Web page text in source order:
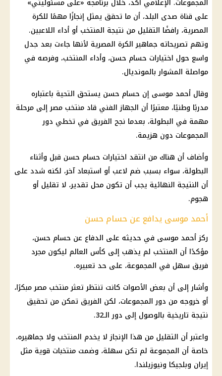
على قناة صدى البلد، أن ما تحقق يمثل إنجازًا مهمًا للكرة
المصرية، رافضًا التقليل من نتيجة المنتخب أو أداء اللاعبين.
وتهم تصريحاته جماهير الكرة المصرية لأنها جاءت بعد جدل
واسع حول اختيارات حسام حسن، وأداء المنتخب، وفرصه في
مواصلة المشوار بالمونديال.
وقال أحمد موسى إن حسام حسن يستحق التحية باعتباره
مدربًا وطنيًا، معتبرًا أن الجهاز الفني قاد منتخب مصرإلى مرحلة
مهمة في البطولة، بعدما نجح الفريق في تخطي دور
المجموعات دون هزيمة.
وأضاف أن هناك من انتقد اختيارات حسام حسن قبل وأثناء
البطولة، سواء بسبب ضم لاعب أو استبعاد آخر، لكنه شدد على
أن النتيجة النهائية يجب أن تكون محل تقدير، لا تقليل أو
هجوم.
أحمد موسى يدافع عن حسام حسن
ركزأحمد موسى في حديثه على الدفاع عن حسام حسن،
مؤكدًا أن المنتخب لم يذهب إلى كأس العالم ليكون مجرد
فريق سهل في المجموعة، على حد تعبيره.
وأشار إلى أن بعض الأصوات كانت تنتظر تعثرمنتخب مصرمبكرًا،
أو خروجه من دور المجموعات، لكن الفريق تمكن من تحقيق
نتيجة تاريخية بالوصول إلى دور الـ32.
واعتبر أن التقليل من هذا الإنجاز لا يخدم المنتخب ولا جماهيره،
خاصة أن المجموعة لم تكن سهلة، وضمت منتخبات قوية مثل
إيران وبلجيكا ونيوزيلندا.